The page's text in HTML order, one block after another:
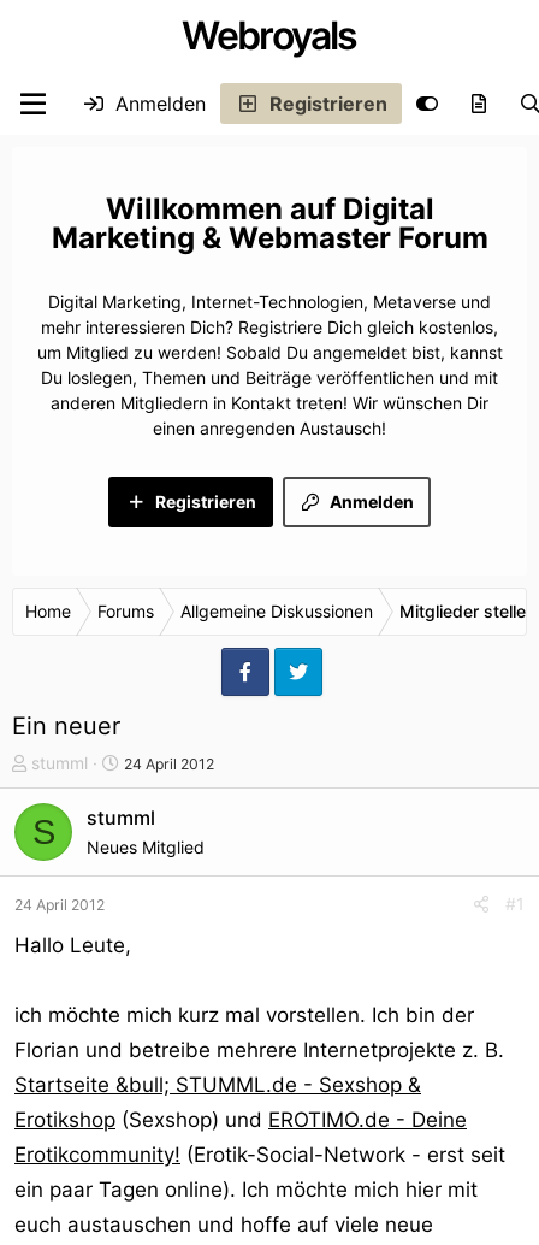
Webroyals
Anmelden Registrieren
Digital
Marketing & Webmaster Forum
Digital Marketing, Internet-Technologien, Metaverse und
mehr interessieren Dich? Registriere Dich gleich kostenlos,
um Mitglied zu werden! Sobald Du angemeldet bist, kannst
Du loslegen, Themen und Beiträge veröffentlichen und mit
anderen Mitgliedern in Kontakt treten! Wir wünschen Dir
einen anregenden Austausch!
Anmelden
Registrieren
Home Forums Allgemeine Diskussionen Mitglieder
Ein neuer
T
h
e
m
e
s
t
t
stumml
S
t
a
t
24 April 2012
S stumml
Neues Mitglied
24 April 2012 #1
Hallo Leute,
ich möchte mich kurz mal vorstellen. Ich bin der
Florian und betreibe mehrere Internetprojekte z. B.
Startseite &bull; STUMML.de - Sexshop &
Erotikshop (Sexshop) und EROTIMO.de - Deine
Erotikcommunity! (Erotik-Social-Network - erst seit
ein paar Tagen online). Ich möchte mich hier mit
euch austauschen und hoffe auf viele neue